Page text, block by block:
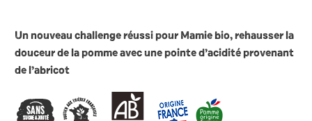
Un nouveau challenge réussi pour Mamie bio, rehausser la
douceur de la pomme avec une pointe d’acidité provenant
de l’abricot